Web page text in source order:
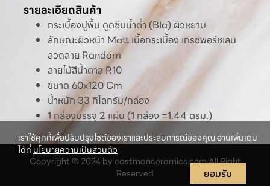
รายละเอียดสินค้า
กระเบื้องปูพื้น ดูดซึมน้ำต่ำ (BIa) ผิวหยาบ
ลักษณะผิวหน้า Matt เนื้อกระเบื้อง เกรซพอร์ชเลน
ลวดลาย Random
ลายไม้สีน้ำตาล R10
ขนาด 60x120 Cm
น้ำหนัก 33 กิโลกรัม/กล่อง
1 กล่องบรรจุ 2 แผ่น (1 กล่อง =1.44 ตรม.)
Copyright © 2024 by eastmanceramics.com All Right
Reserved
เราใช้คุกกี้เพื่อปรับปรุงไซต์ของเราและประสบการณ์ของคุณ อ่านเพิ่มเติม
ได้ที่ นโยบายความเป็นส่วนตัว
ยอมรับ